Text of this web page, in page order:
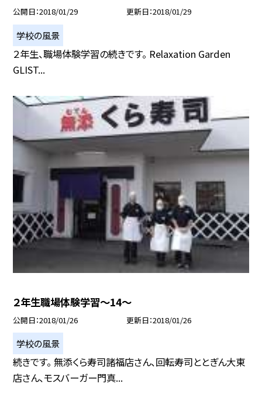
公開日 2018/01/29 更新日 2018/01/29
学校の風景
２年生、職場体験学習の続きです。 Relaxation Garden
GLIST...
２年生職場体験学習〜14〜
公開日 2018/01/26 更新日 2018/01/26
学校の風景
続きです。 無添くら寿司諸福店さん、回転寿司ととぎん大東
店さん、モスバーガー門真...